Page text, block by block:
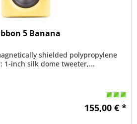
5 Banana
shielded polypropylene
1-inch silk dome tweeter,...
155,00 € *